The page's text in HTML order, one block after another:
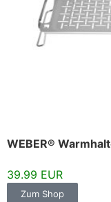
WEBER®
39.99 EUR
Zum Shop